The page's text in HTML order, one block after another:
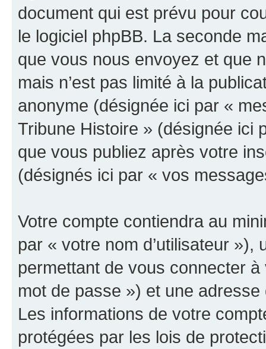
document qui est prévu pour
le logiciel phpBB. La seconde
que vous nous envoyez et que
mais n’est pas limité à la
anonyme (désignée ici par «
Tribune Histoire » (désignée ici
que vous publiez après votre
(désignés ici par « vos
Votre compte contiendra au
par « votre nom d’utilisateur
permettant de vous connecter
mot de passe ») et une
Les informations de votre
protégées par les lois de